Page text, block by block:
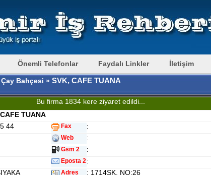
Önemli Telefonlar Faydalı Linkler İletişim
Bahçesi » SVK, CAFE TUANA
Bu firma 1834 kere ziyaret edildi...
TUANA
44 Fax :
Web :
Gsm 2 :
Eposta 2:
Adres : 1714SK. NO:26